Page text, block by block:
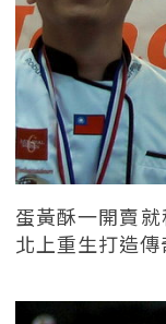
蛋黃酥一開賣
北上重生打造